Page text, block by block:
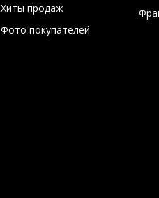
Хиты продаж
Фото покупателей